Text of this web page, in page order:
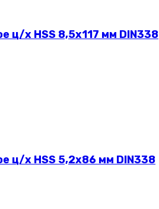
ц/х HSS 8,5х117 мм DIN338
ц/х HSS 5,2х86 мм DIN338